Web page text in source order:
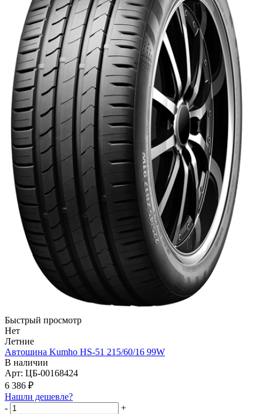
Быстрый просмотр
Нет
Летние
Автошина Kumho HS-51 215/60/16 99W
В наличии
Арт: ЦБ-00168424
6 386 ₽
Нашли дешевле?
-
+